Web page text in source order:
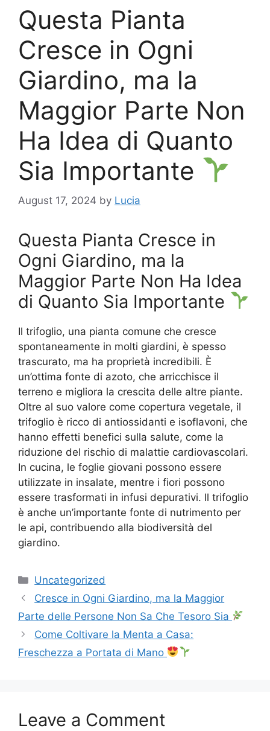
Questa Pianta
Cresce in Ogni
Giardino, ma la
Maggior Parte Non
Ha Idea di Quanto
Sia Importante
August 17, 2024 by Lucia
Questa Pianta Cresce in
Ogni Giardino, ma la
Maggior Parte Non Ha Idea
di Quanto Sia Importante
Il trifoglio, una pianta comune che cresce
spontaneamente in molti giardini, è spesso
trascurato, ma ha proprietà incredibili. È
un’ottima fonte di azoto, che arricchisce il
terreno e migliora la crescita delle altre piante.
Oltre al suo valore come copertura vegetale, il
trifoglio è ricco di antiossidanti e isoflavoni, che
hanno effetti benefici sulla salute, come la
riduzione del rischio di malattie cardiovascolari.
In cucina, le foglie giovani possono essere
utilizzate in insalate, mentre i fiori possono
essere trasformati in infusi depurativi. Il trifoglio
è anche un’importante fonte di nutrimento per
le api, contribuendo alla biodiversità del
giardino.
Categories
Uncategorized
Cresce in Ogni Giardino, ma la Maggior
Parte delle Persone Non Sa Che Tesoro Sia
Come Coltivare la Menta a Casa:
Freschezza a Portata di Mano
Leave a Comment